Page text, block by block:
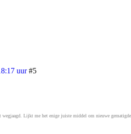
uur #5
wegjaagd. Lijkt me het enige juiste middel om nieuwe gematigde